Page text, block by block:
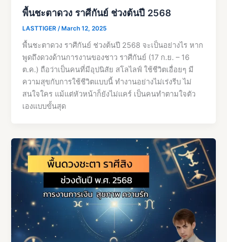
พื้นชะตาดวง ราศีกันย์ ช่วงต้นปี 2568
LASTTIGER/March 12, 2025
พื้นชะตาดวง ราศีกันย์ ช่วงต้นปี 2568 จะเป็นอย่างไร หาก
พูดถึงดวงด้านการงานของชาว ราศีกันย์ (17 ก.ย. – 16
ต.ค.) ถือว่าเป็นคนที่มีอุปนิสัย สโลไลฟ์ ใช้ชีวิตเอื่อยๆ มี
ความสุขกับการใช้ชีวิตแบบนี้ ทำงานอย่างไม่เร่งรีบ ไม่
สนใจใคร แม้แต่หัวหน้าก็ยังไม่แคร์ เป็นคนทำตามใจตัว
เองแบบขั้นสุด